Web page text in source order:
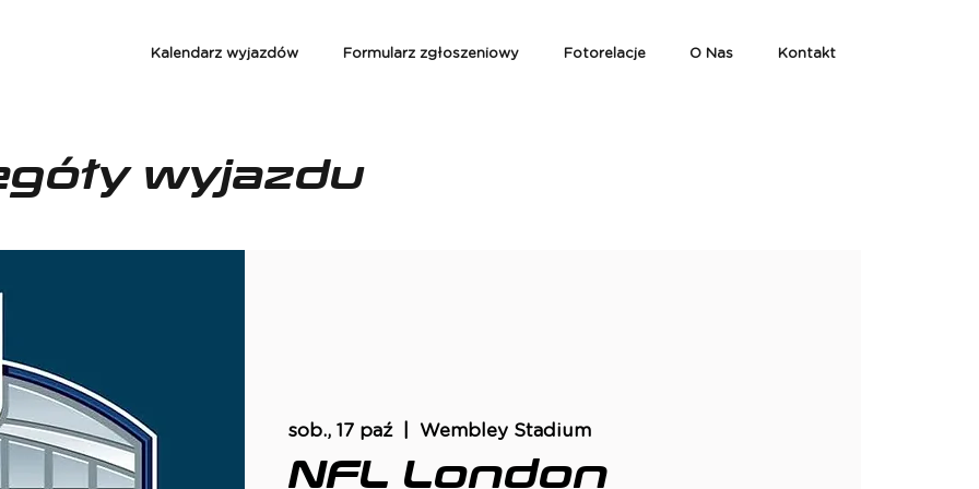
Kalendarz wyjazdów Formularz zgłoszeniowy Fotorelacje O Nas Kontakt
wyjazdu
sob., 17 paź
  |
Wembley Stadium
NFL London